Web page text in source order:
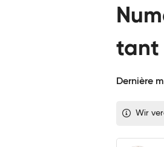
tant
Dernière
Wir